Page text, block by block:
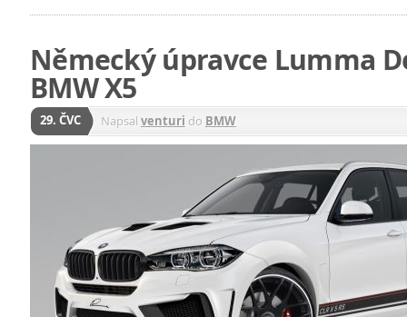
Německý úpravce Lumma
BMW X5
29. ČVC Napsal venturi do BMW